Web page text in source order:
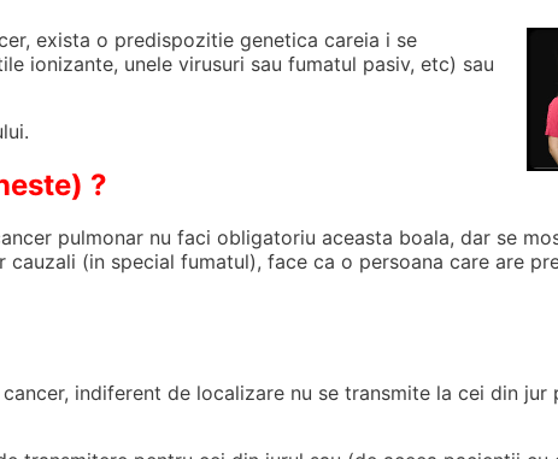
exista o predispozitie genetica careia i se
ionizante, unele virusuri sau fumatul pasiv, etc) sau
?
pulmonar nu faci obligatoriu aceasta boala, dar se
(in special fumatul), face ca o persoana care are
indiferent de localizare nu se transmite la cei din jur